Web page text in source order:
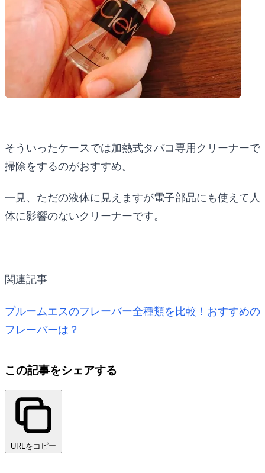
そういったケースでは加熱式タバコ専用クリーナーで
掃除をするのがおすすめ。
一見、ただの液体に見えますが電子部品にも使えて人
体に影響のないクリーナーです。
関連記事
プルームエスのフレーバー全種類を比較！おすすめの
フレーバーは？
この記事をシェアする
URLをコピー